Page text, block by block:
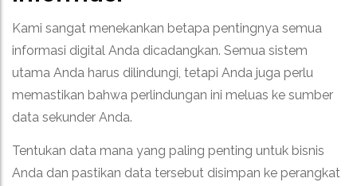
Kami sangat menekankan betapa pentingnya semua
informasi digital Anda dicadangkan. Semua sistem
utama Anda harus dilindungi, tetapi Anda juga perlu
memastikan bahwa perlindungan ini meluas ke sumber
data sekunder Anda.
Tentukan data mana yang paling penting untuk bisnis
Anda dan pastikan data tersebut disimpan ke perangkat